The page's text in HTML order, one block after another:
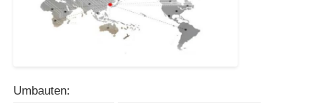
Umbauten: